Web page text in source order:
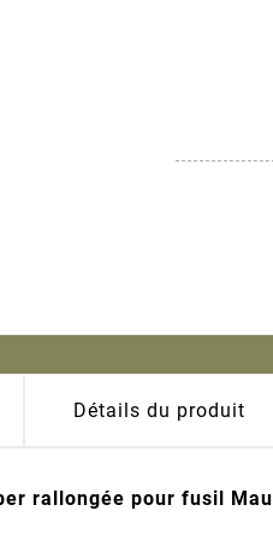
Détails du produit
rallongée pour fusil